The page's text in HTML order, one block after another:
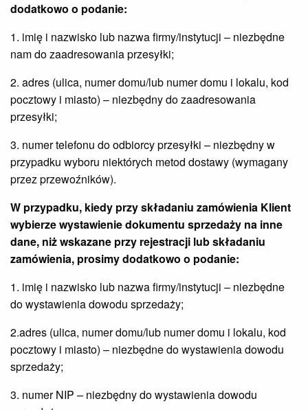
dodatkowo o podanie:
1. imię i nazwisko lub nazwa firmy/instytucji – niezbędne
nam do zaadresowania przesyłki;
2. adres (ulica, numer domu/lub numer domu i lokalu, kod
pocztowy i miasto) – niezbędny do zaadresowania
przesyłki;
3. numer telefonu do odbiorcy przesyłki – niezbędny w
przypadku wyboru niektórych metod dostawy (wymagany
przez przewoźników).
W przypadku, kiedy przy składaniu zamówienia Klient
wybierze wystawienie dokumentu sprzedaży na inne
dane, niż wskazane przy rejestracji lub składaniu
zamówienia, prosimy dodatkowo o podanie:
1. imię i nazwisko lub nazwa firmy/instytucji – niezbędne
do wystawienia dowodu sprzedaży;
2.adres (ulica, numer domu/lub numer domu i lokalu, kod
pocztowy i miasto) – niezbędne do wystawienia dowodu
sprzedaży;
3. numer NIP – niezbędny do wystawienia dowodu